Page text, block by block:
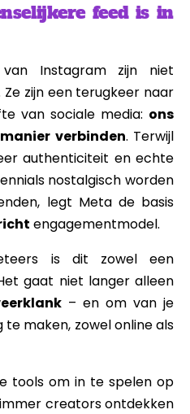
feed is in
Instagram zijn niet
zijn een terugkeer naar
van sociale media: ons
verbinden. Terwijl
authenticiteit en echte
nostalgisch worden
legt Meta de basis
engagementmodel.
is dit zowel een
gaat niet langer alleen
– en om van je
maken, zowel online als
tools om in te spelen op
creators ontdekken